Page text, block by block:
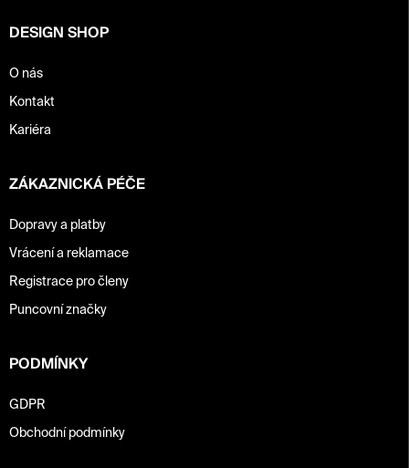
DESIGN SHOP
O nás
Kontakt
Kariéra
ZÁKAZNICKÁ PÉČE
Dopravy a platby
Vrácení a reklamace
Registrace pro členy
Puncovní značky
PODMÍNKY
GDPR
Obchodní podmínky